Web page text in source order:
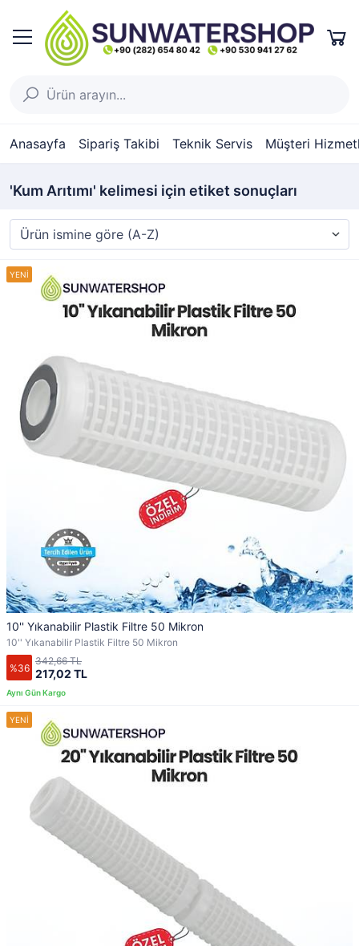
Anasayfa Sipariş Takibi Teknik Servis Müşteri
'Kum Arıtımı' kelimesi için etiket sonuçları
10'' Yıkanabilir Plastik Filtre 50 Mikron
10'' Yıkanabilir Plastik Filtre 50 Mikron
%36 217,02 TL
342,66 TL